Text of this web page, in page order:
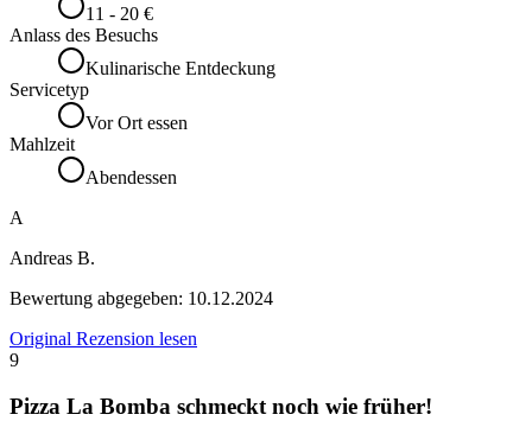
11 - 20 €
Anlass des Besuchs
Kulinarische Entdeckung
Servicetyp
Vor Ort essen
Mahlzeit
Abendessen
A
Andreas B.
Bewertung abgegeben: 10.12.2024
Original Rezension lesen
9
Pizza La Bomba schmeckt noch wie früher!